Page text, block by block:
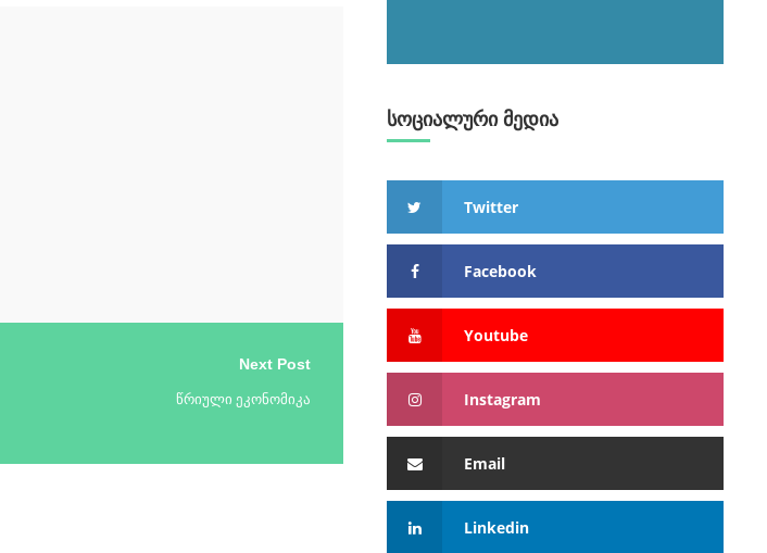
Next Post
წრიული ეკონომიკა
სოციალური მედია
Twitter
Facebook
Youtube
Instagram
Email
Linkedin